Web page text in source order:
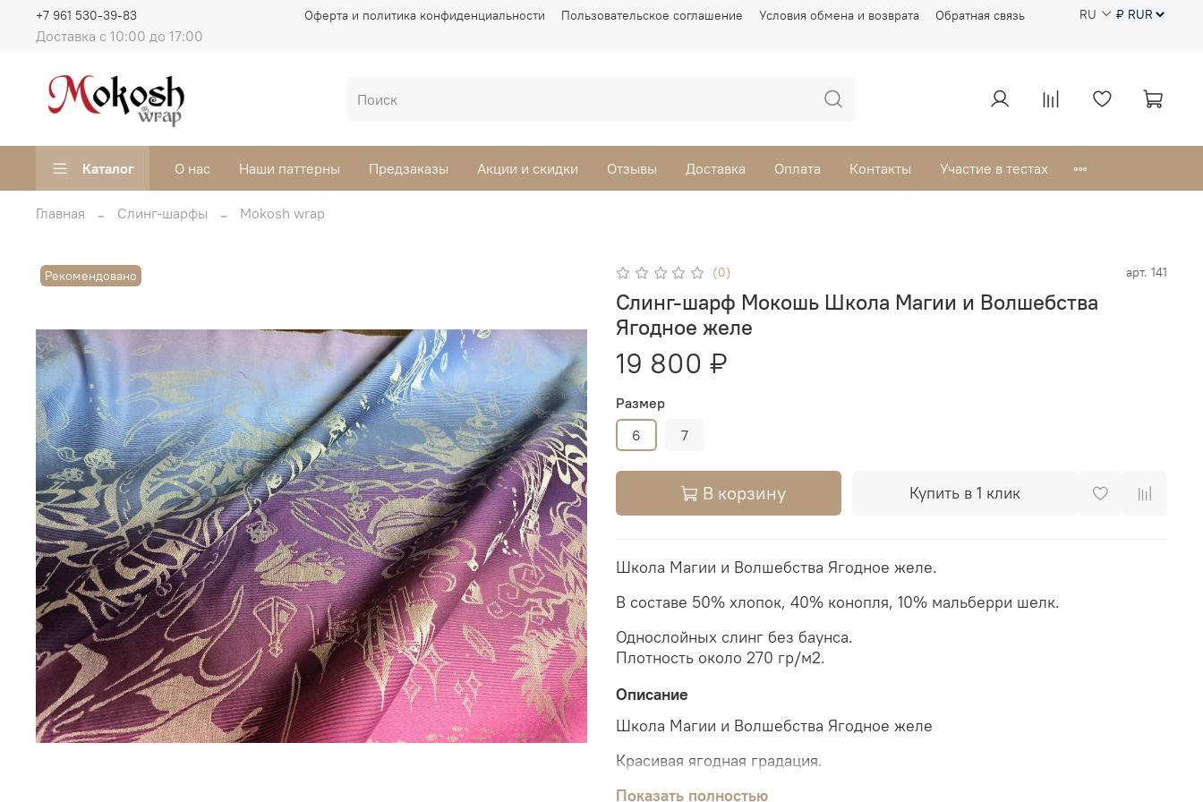
Оферта и политика конфиденциальности Пользовательское соглашение Условия обмена и возврата Обратная связь
Доставка с 10:00 до 17:00
+7 961 530-39-83 RU
Каталог О нас Наши паттерны Предзаказы Акции и скидки Отзывы Доставка Оплата Контакты Участие в тестах
Главная Слинг-шарфы Mokosh wrap
Рекомендовано (0) арт. 141
Слинг-шарф Мокошь Школа Магии и Волшебства
Ягодное желе
19 800 ₽
Размер
6
7
В корзину Купить в 1 клик
Школа Магии и Волшебства Ягодное желе.
В составе 50% хлопок, 40% конопля, 10% мальберри шелк.
Однослойных слинг без баунса.
Плотность около 270 гр/м2.
Описание
Школа Магии и Волшебства Ягодное желе
Красивая ягодная градация.
С хорошей поддержкой для тяжёлых малышей.
Показать полностью